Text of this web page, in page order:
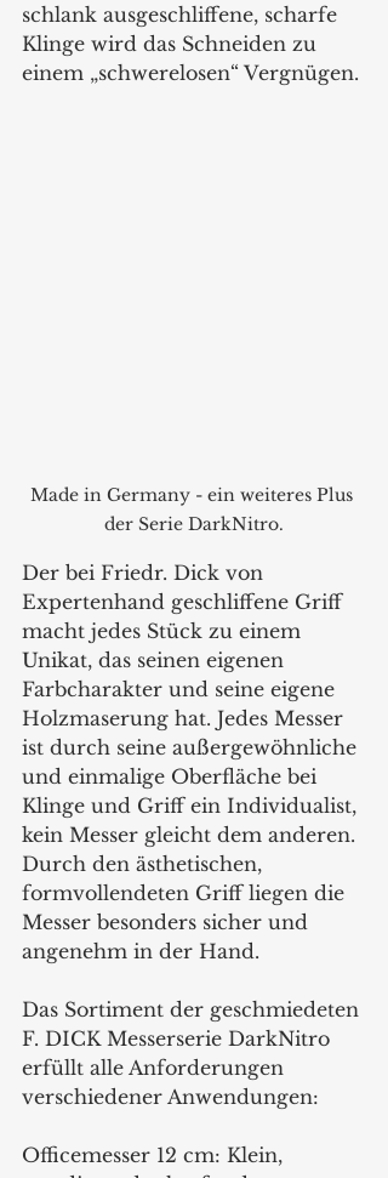
schlank ausgeschliffene, scharfe
Klinge wird das Schneiden zu
einem „schwerelosen“ Vergnügen.
Made in Germany - ein weiteres Plus
der Serie DarkNitro.
Der bei Friedr. Dick von
Expertenhand geschliffene Griff
macht jedes Stück zu einem
Unikat, das seinen eigenen
Farbcharakter und seine eigene
Holzmaserung hat. Jedes Messer
ist durch seine außergewöhnliche
und einmalige Oberfläche bei
Klinge und Griff ein Individualist,
kein Messer gleicht dem anderen.
Durch den ästhetischen,
formvollendeten Griff liegen die
Messer besonders sicher und
angenehm in der Hand.
Das Sortiment der geschmiedeten
F. DICK Messerserie DarkNitro
erfüllt alle Anforderungen
verschiedener Anwendungen:
Officemesser 12 cm: Klein,